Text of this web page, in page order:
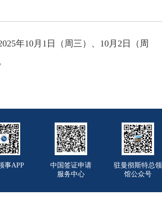
年10月1日（周三）、10月2日（周
事APP
中国签证申请
服务中心
驻曼彻斯特总领
馆公众号